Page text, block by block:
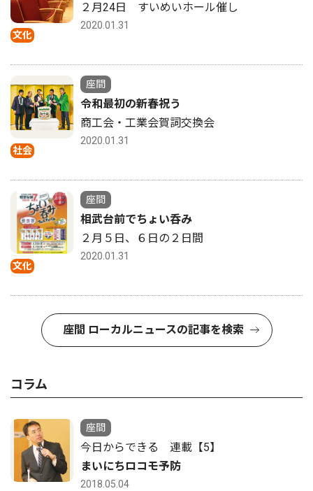
文化
２月24日 すいめいホール催し
2020.01.31
社会
座間
令和最初の新春祝う
商工会・工業会賀詞交換会
2020.01.31
文化
座間
相武台前でちょい呑み
２月５日、６日の２日間
2020.01.31
座間 ローカルニュースの記事を検索
コラム
座間
今日からできる 連載【5】
まいにちロコモ予防
2018.05.04